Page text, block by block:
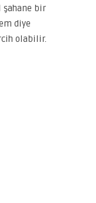
şahane bir
diye
olabilir.